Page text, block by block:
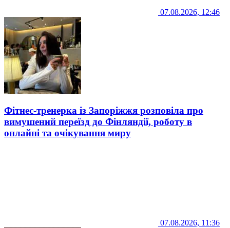
07.08.2026, 12:46
Фітнес-тренерка із Запоріжжя розповіла про
вимушений переїзд до Фінляндії, роботу в
онлайні та очікування миру
07.08.2026, 11:36